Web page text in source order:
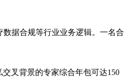
据合规等行业业务逻辑。一名合
叉背景的专家综合年包可达150